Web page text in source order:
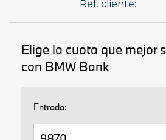
Ref. cliente: